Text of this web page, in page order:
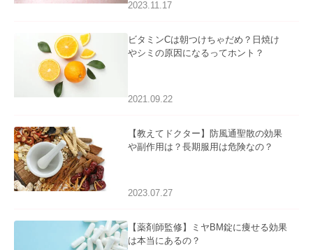
2023.11.17
ビタミンCは朝つけちゃだめ？日焼け
やシミの原因になるってホント？
2021.09.22
【教えてドクター】防風通聖散の効果
や副作用は？長期服用は危険なの？
2023.07.27
【薬剤師監修】ミヤBM錠に痩せる効果
は本当にあるの？